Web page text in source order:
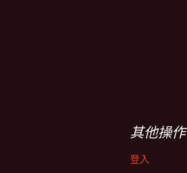
其他操作
登入